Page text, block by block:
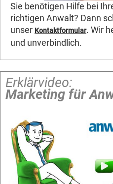
Sie benötigen Hilfe bei
richtigen Anwalt? Dann
unser Kontaktformular. Wir
und unverbindlich.
Erklärvideo:
Marketing für